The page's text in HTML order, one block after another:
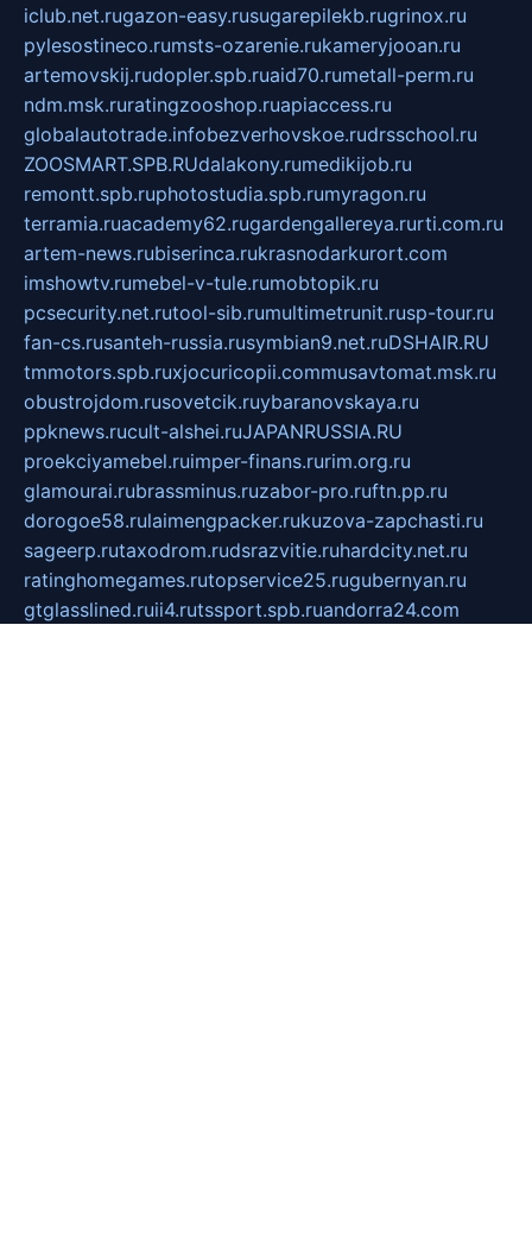
iclub.net.rugazon-easy.rusugarepilekb.rugrinox.ru
pylesostineco.rumsts-ozarenie.rukameryjooan.ru
artemovskij.rudopler.spb.ruaid70.rumetall-perm.ru
ndm.msk.ruratingzooshop.ruapiaccess.ru
globalautotrade.infobezverhovskoe.rudrsschool.ru
ZOOSMART.SPB.RUdalakony.rumedikijob.ru
remontt.spb.ruphotostudia.spb.rumyragon.ru
terramia.ruacademy62.rugardengallereya.rurti.com.ru
artem-news.rubiserinca.rukrasnodarkurort.com
imshowtv.rumebel-v-tule.rumobtopik.ru
pcsecurity.net.rutool-sib.rumultimetrunit.rusp-tour.ru
fan-cs.rusanteh-russia.rusymbian9.net.ruDSHAIR.RU
tmmotors.spb.ruxjocuricopii.commusavtomat.msk.ru
obustrojdom.rusovetcik.ruybaranovskaya.ru
ppknews.rucult-alshei.ruJAPANRUSSIA.RU
proekciyamebel.ruimper-finans.rurim.org.ru
glamourai.rubrassminus.ruzabor-pro.ruftn.pp.ru
dorogoe58.rulaimengpacker.rukuzova-zapchasti.ru
sageerp.rutaxodrom.rudsrazvitie.ruhardcity.net.ru
ratinghomegames.rutopservice25.rugubernyan.ru
gtglasslined.ruii4.rutssport.spb.ruandorra24.com